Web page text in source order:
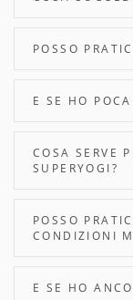
POSSO
E SE HO
COSA SERVE
SUPERYOGI?
POSSO
CONDIZIONI
E SE HO